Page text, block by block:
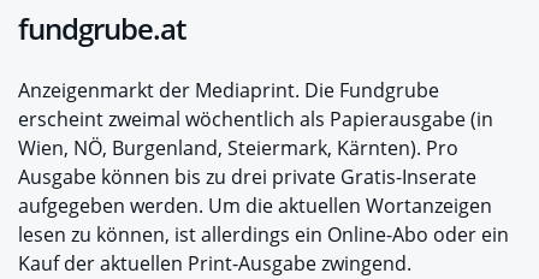
fundgrube.at
Anzeigenmarkt der Mediaprint. Die Fundgrube
erscheint zweimal wöchentlich als Papierausgabe (in
Wien, NÖ, Burgenland, Steiermark, Kärnten). Pro
Ausgabe können bis zu drei private Gratis-Inserate
aufgegeben werden. Um die aktuellen Wortanzeigen
lesen zu können, ist allerdings ein Online-Abo oder ein
Kauf der aktuellen Print-Ausgabe zwingend.